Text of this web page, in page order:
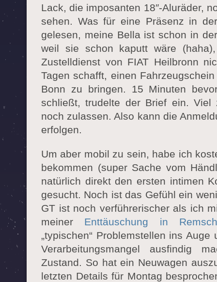
Lack, die imposanten 18″-Aluräder,
sehen. Was für eine Präsenz in
gelesen, meine Bella ist schon in
weil sie schon kaputt wäre
Zustelldienst von FIAT Heilbronn
Tagen schafft, einen
Bonn zu bringen. 15 Minuten
schließt, trudelte der Brief ein.
noch zulassen. Also kann die
erfolgen.
Um aber mobil zu sein, habe ich
bekommen (super Sache vom
natürlich direkt den ersten intimen
gesucht. Noch ist das Gefühl ein
GT ist noch verführerischer als ich
meiner Enttäuschung in
„typischen“ Problemstellen ins
Verarbeitungsmangel ausfindig
Zustand. So hat ein Neuwagen
letzten Details für Montag